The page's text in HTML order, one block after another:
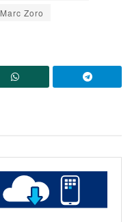
Marc Zoro